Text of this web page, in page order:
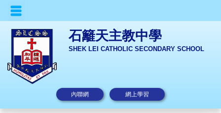
石籬天主教中學
SHEK LEI CATHOLIC SECONDARY SCHOOL
內聯網 網上學習